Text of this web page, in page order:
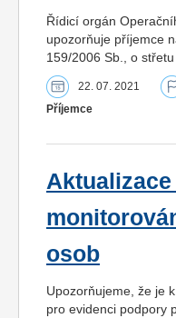
Řídicí orgán
upozorňuje příjemce
159/2006 Sb., o
22. 07. 2021
Příjemce
osob
Upozorňujeme, že je
pro evidenci podpory